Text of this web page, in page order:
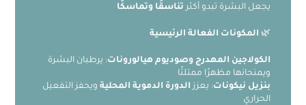
يجعل البشرة تبدو أكثر تناسقًا وتماسكًا
🌿 المكونات الفعالة الرئيسية
الكولاجين المهدرج وصوديوم هيالورونات: يرطبان البشرة
ويمنحانها مظهرًا ممتلئًا
بنزيل نيكونات: يعزز الدورة الدموية المحلية ويحفز التفعيل
الحراري